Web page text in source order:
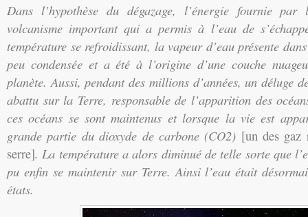
Dans l’hypothèse du dégazage, l’énergie fournie
volcanisme important qui a permis à l’eau de
température se refroidissant, la vapeur d’eau présente
peu condensée et a été à l’origine d’une couche
planète. Aussi, pendant des millions d’années, un déluge
abattu sur la Terre, responsable de l’apparition des
ces océans se sont maintenus et lorsque la vie est
grande partie du dioxyde de carbone (CO2) [un des gaz
serre]. La température a alors diminué de telle sorte que
pu enfin se maintenir sur Terre. Ainsi l’eau était
états.